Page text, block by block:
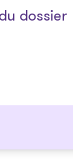
dossier